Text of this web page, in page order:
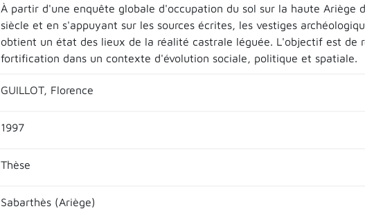
À partir d'une enquête globale d'occupation du sol sur la haute Ariège
siècle et en s'appuyant sur les sources écrites, les vestiges
obtient un état des lieux de la réalité castrale léguée. L'objectif est de
fortification dans un contexte d'évolution sociale, politique et spatiale.
GUILLOT, Florence
1997
Thèse
Sabarthès (Ariège)